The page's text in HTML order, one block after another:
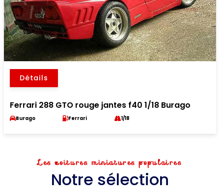
Détails
Ferrari 288 GTO rouge jantes f40 1/18 Burago
Burago Ferrari 1/18
Les voitures miniatures populaires
Notre sélection